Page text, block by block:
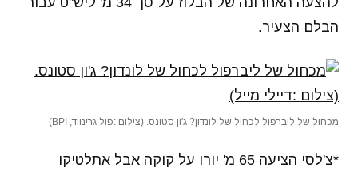
הבלם הצעיר.
מכחול של ליברפול לכחול של לונדון? ג'ון סטונס. (צילום :פול גרינווד, BPI)
*צ'לסי הציעה 65 מ' יורו על קוקה אבל אתלטיקו